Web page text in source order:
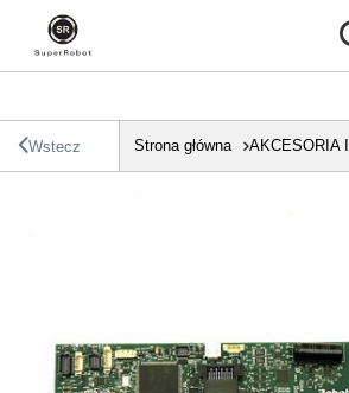
Wstecz Strona główna AKCESORIA